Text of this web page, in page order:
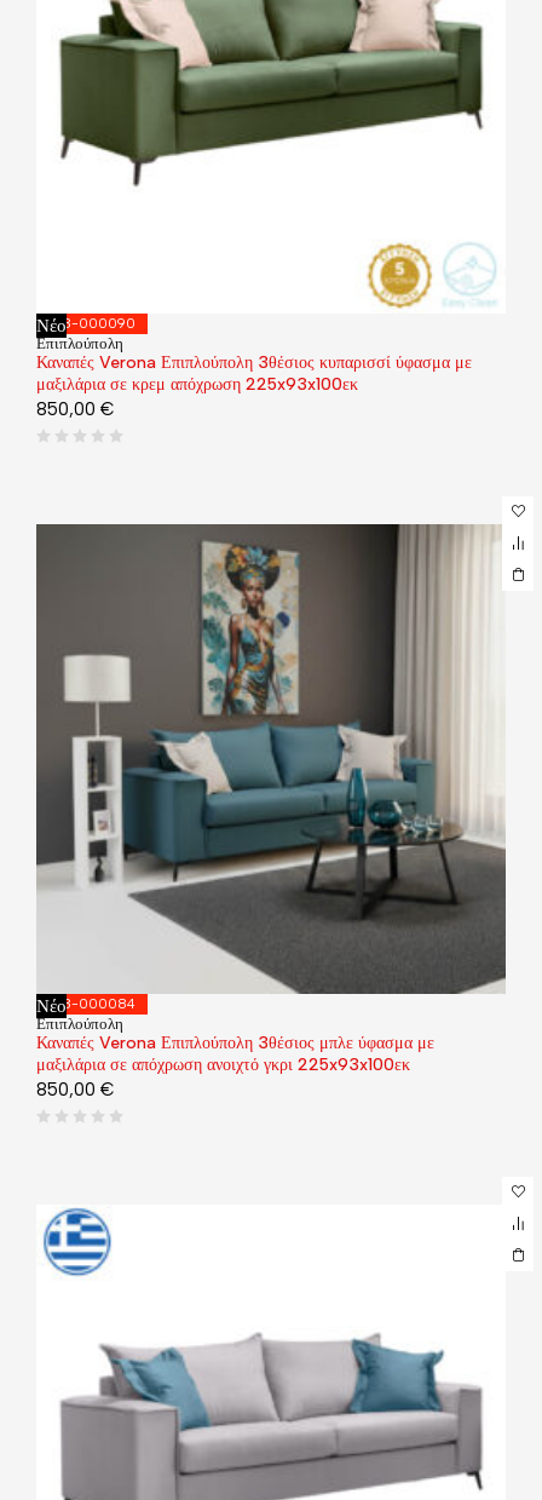
Νέο168-000090
Επιπλούπολη
Καναπές Verona Επιπλούπολη 3θέσιος κυπαρισσί ύφασμα με
μαξιλάρια σε κρεμ απόχρωση 225x93x100εκ
850,00 €
Νέο168-000084
Επιπλούπολη
Καναπές Verona Επιπλούπολη 3θέσιος μπλε ύφασμα με
μαξιλάρια σε απόχρωση ανοιχτό γκρι 225x93x100εκ
850,00 €